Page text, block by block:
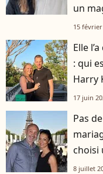
un
15
Elle
: qui
Harry
17 juin
Pas
choisi
8 juillet